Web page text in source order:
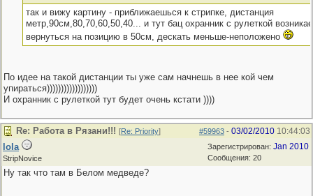
так и вижу картину - приближаешься к стрипке, дистанция
метр,90см,80,70,60,50,40... и тут бац охранник с рулеткой
вернуться на позицию в 50см, дескать меньше-неположено
По идее на такой дистанции ты уже сам начнешь в нее кой чем
упираться))))))))))))))))))
И охранник с рулеткой тут будет очень кстати ))))
#59963 - 03/02/2010 10:44:03
Re: Работа в Рязани!!! [Re: Priority]
Зарегистрирован: Jan 2010
Сообщения: 20
lola
StripNovice
Ну так что там в Белом медведе?